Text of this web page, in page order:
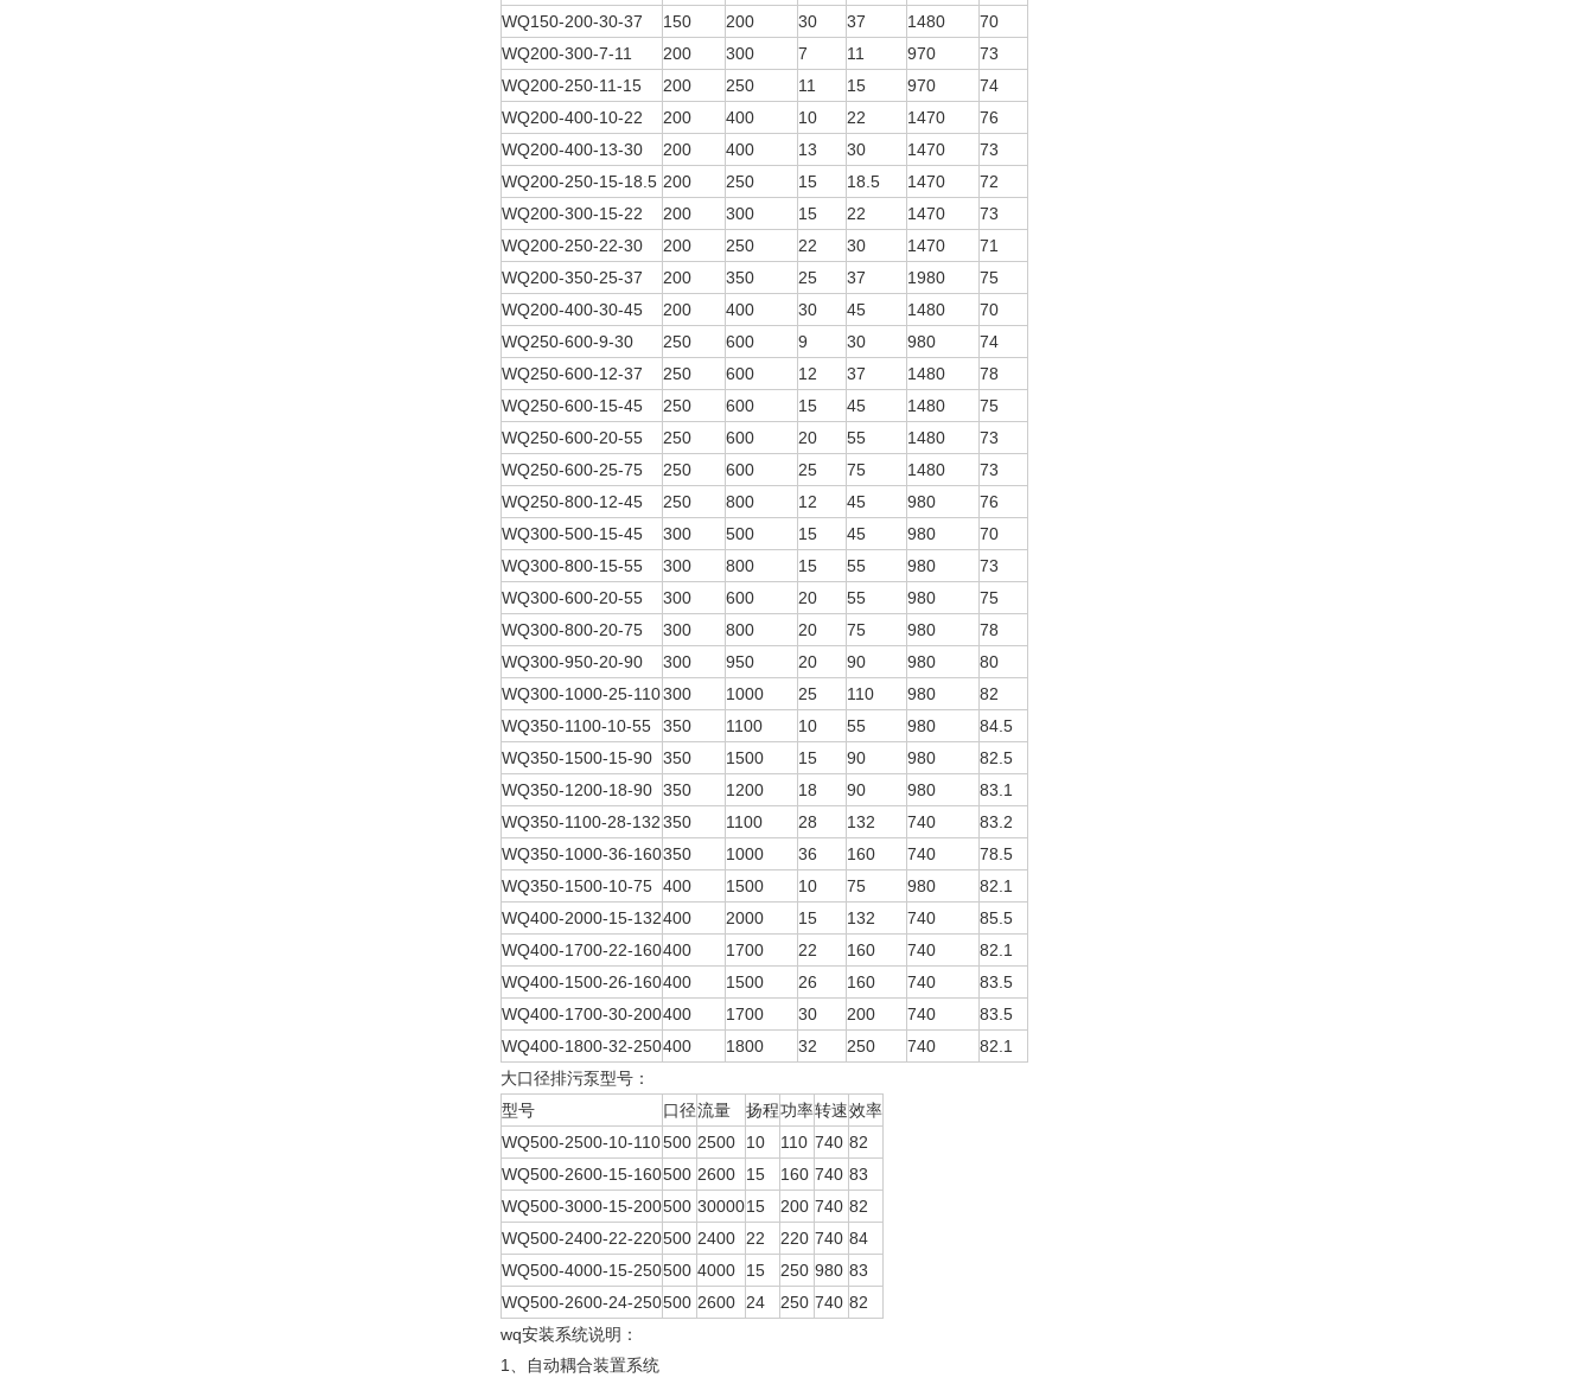
WQ150-200-30-37
150 200 30 37 1480
70
WQ200-300-7-11
200 300 7 11 970
73
WQ200-250-11-15
200 250 11 15 970
74
WQ200-400-10-22
200 400 10 22 1470
76
WQ200-400-13-30
200 400 13 30 1470
73
WQ200-250-15-18.5 200 250 15 18.5 1470
72
WQ200-300-15-22
200 300 15 22 1470
73
WQ200-250-22-30
200 250 22 30 1470
71
WQ200-350-25-37
200 350 25 37 1980
75
WQ200-400-30-45
200 400 30 45 1480
70
WQ250-600-9-30
250 600 9 30 980
74
WQ250-600-12-37
250 600 12 37 1480
78
WQ250-600-15-45
250 600 15 45 1480
75
WQ250-600-20-55
250 600 20 55 1480
73
WQ250-600-25-75
250 600 25 75 1480
73
WQ250-800-12-45
250 800 12 45 980
76
WQ300-500-15-45
300 500 15 45 980
70
WQ300-800-15-55
300 800 15 55 980
73
WQ300-600-20-55
300 600 20 55 980
75
WQ300-800-20-75
300 800 20 75 980
78
WQ300-950-20-90
300 950 20 90 980
80
WQ300-1000-25-110300 1000 25 110 980
82
WQ350-1100-10-55
350 1100 10 55 980
84.5
WQ350-1500-15-90 350 1500 15 90 980
82.5
WQ350-1200-18-90 350 1200 18 90 980
83.1
WQ350-1100-28-132350 1100 28 132 740
83.2
WQ350-1000-36-160350 1000 36 160 740
78.5
WQ350-1500-10-75 400 1500 10 75 980
82.1
WQ400-2000-15-132400 2000 15 132 740
85.5
WQ400-1700-22-160400 1700 22 160 740
82.1
WQ400-1500-26-160400 1500 26 160 740
83.5
WQ400-1700-30-200400 1700 30 200 740
83.5
WQ400-1800-32-250400 1800 32 250 740
82.1
大口径排污泵型号：
型号
口径流量 扬程功率转速效率
WQ500-2500-10-110500 2500 10 110 740 82
WQ500-2600-15-160500 2600 15 160 740 83
WQ500-3000-15-200500 3000015 200 740 82
WQ500-2400-22-220500 2400 22 220 740 84
WQ500-4000-15-250500 4000 15 250 980 83
WQ500-2600-24-250500 2600 24 250 740 82
wq安装系统说明：
1、自动耦合装置系统